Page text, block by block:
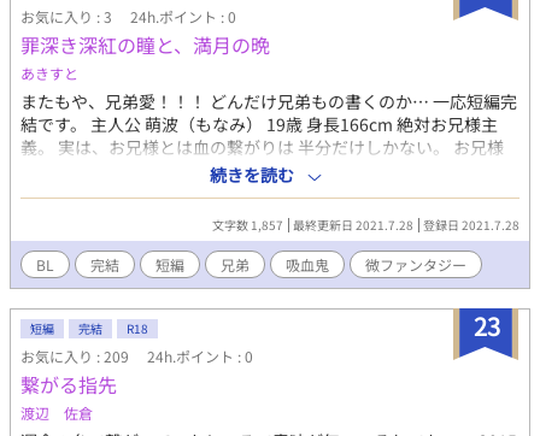
け易い。 大和に護られる事もある。 大和は、自分にとってかけが
えの無い存在だと自覚している。 ・春日 大和 年齢は、20代半ば
身長：174cm 体重：67kg 奈良の守護職。由緒正しい所の出らし
いが、本人は全くそういった事に無関心。三大守護職の内の1人。
性格は、温厚で慈愛に満ちている。 お人好しで、頼られると嫌と
は言えない性格。 自分の能力は、人にしか使えず 自分のためには
使えない。 少なからず、蛍とは、過去に因縁が、あったらしい。
お気に入り : 3 24h.ポイント : 0
罪深き深紅の瞳と、満月の晩
あきすと
またもや、兄弟愛！！！ どんだけ兄弟もの書くのか… 一応短編完
結です。 主人公 萌波（もなみ） 19歳 身長166cm 絶対お兄様主
義。 実は、お兄様とは血の繋がりは 半分だけしかない。 お兄様
が世界の全てだと わりと本気で思っていたりする。 金髪碧眼の一
途な青年。 お兄様 28歳 179cm 製薬会社に勤める研究員。 萌波か
ら、密かに愛されている。 お兄様も、萌波を想ってはいるが、 吸
血されたせいなのか？と 考えてしまい、 純粋に愛しているのかは
本人は分からない。 冷酷に思われがちだが めちゃくちゃ優しくて
面倒見のいい青年。
続きを読む
文字数 1,857 最終更新日 2021.7.28 登録日 2021.7.28
BL 完結 短編 兄弟 吸血鬼 微ファンタジー
23
短編 完結 R18
お気に入り : 209 24h.ポイント : 0
繋がる指先
渡辺 佐倉